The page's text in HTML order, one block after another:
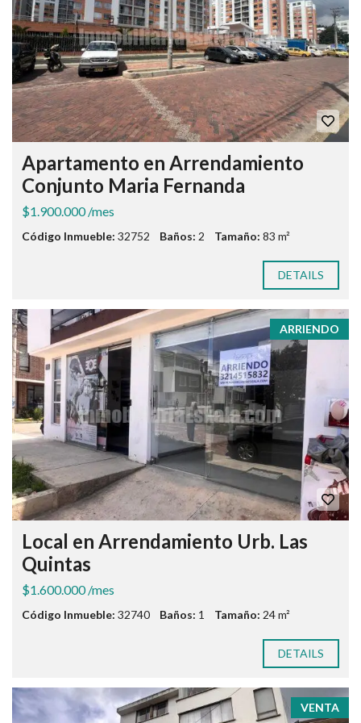
Apartamento en Arrendamiento
Conjunto Maria Fernanda
$1.900.000 /mes
Código Inmueble: 32752 Baños: 2 Tamaño: 83 m²
DETAILS
ARRIENDO
Local en Arrendamiento Urb. Las
Quintas
$1.600.000 /mes
Código Inmueble: 32740 Baños: 1 Tamaño: 24 m²
DETAILS
VENTA